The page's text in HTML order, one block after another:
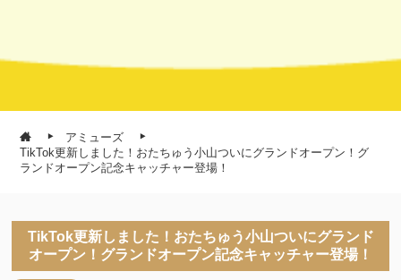
アミューズ
TikTok更新しました！おたちゅう小山ついにグランドオープン！グ
ランドオープン記念キャッチャー登場！
TikTok更新しました！おたちゅう小山ついにグランド
オープン！グランドオープン記念キャッチャー登場！